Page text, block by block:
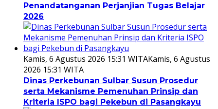
Penandatanganan Perjanjian Tugas Belajar
2026
Kamis, 6 Agustus 2026 15:31 WITAKamis, 6 Agustus
2026 15:31 WITA
Dinas Perkebunan Sulbar Susun Prosedur
serta Mekanisme Pemenuhan Prinsip dan
Kriteria ISPO bagi Pekebun di Pasangkayu